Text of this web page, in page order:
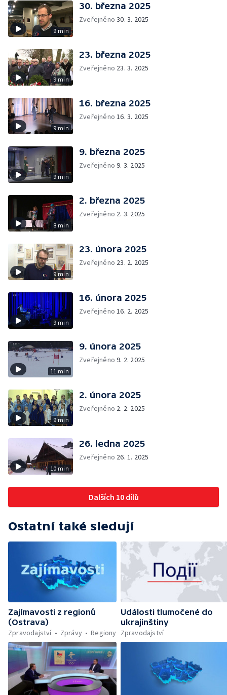
9 min
30. března 2025
Zveřejněno30. 3. 2025
9 min
23. března 2025
Zveřejněno 23. 3. 2025
9 min
16. března 2025
Zveřejněno16. 3. 2025
9 min
9. března 2025
Zveřejněno9. 3. 2025
8 min
2. března 2025
Zveřejněno 2. 3. 2025
9 min
23. února 2025
Zveřejněno 23. 2. 2025
9 min
16. února 2025
Zveřejněno16. 2. 2025
11 min
9. února 2025
Zveřejněno9. 2. 2025
9 min
2. února 2025
Zveřejněno 2. 2. 2025
10 min
26. ledna 2025
Zveřejněno 26. 1. 2025
Dalších 10 dílů
Ostatní také sledují
Zajímavosti z regionů
(Ostrava)
Zpravodajství
Zprávy Regiony
Události tlumočené do
ukrajinštiny
Zpravodajství